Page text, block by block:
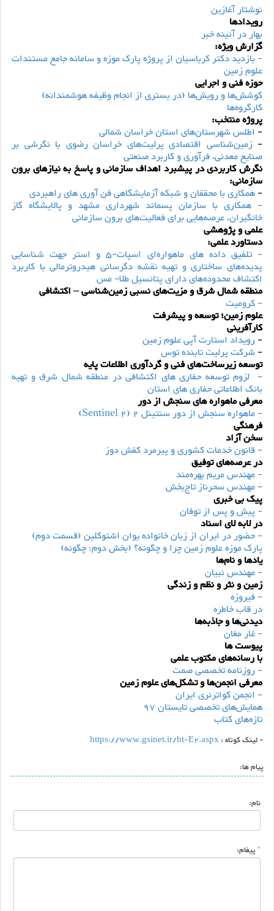
نوشتار آغازین
رویدادها
بهار در آئینه خبر
گزارش ویژه:
- بازدید دکتر کرباسیان از پروژه پارک موزه و سامانه جامع مستندات
علوم زمین
حوزه فنی و اجرایی
کوشش‌ها و رویش‌ها (در بستری از انجام وظیفه هوشمندانه)
کارگروه‌ها
پروژه منتخب:
- اطلس شهرستان‌های استان خراسان شمالی
-زمین‌شناسی اقتصادی پرلیت‌های خراسان رضوی با نگرشی بر
صنایع معدنی، فرآوری و کاربرد صنعتی
نگرش کاربردی در پیشبرد اهداف سازمانی و پاسخ به نیازهای برون
سازمانی:
-همکاری با محققان و شبکه آزمایشگاهی فن آوری های راهبردی
- همکاری با سازمان پسماند شهرداری مشهد و پالایشگاه گاز
خانگیران، عرصه‌هایی برای فعالیت‌های برون سازمانی
علمی و پژوهشی
دستاورد علمی:
- تلفیق داده های ماهواره‌ای اسپات-5 و استر جهت شناسایی
پدیده‌های ساختاری و تهیه نقشه دگرسانی هیدروترمالی با کاربرد
اکتشاف محدوده‌های دارای پتانسیل طلا- مس
منطقه شمال شرق و مزیت‌های نسبی زمین‌شناسی – اکتشافی
- کرومیت
علوم زمین؛ توسعه و پیشرفت
کارآفرینی
-رویداد استارت آپی علوم زمین
-شرکت پرلیت تابنده توس
توسعه زیرساخت‌های فنی و گردآوری اطلاعات پایه
- لزوم توسعه حفاری های اکتشافی در منطقه شمال شرق و تهیه
بانک اطلاعاتی حفاری های استان
معرفی ماهواره های سنجش از دور
- ماهواره سنجش از دور سنتینل 2 (2 Sentinel)
فرهنگی
سخن آزاد
- قانون خدمات کشوری و پیرمرد کفش دوز
در عرصه‌های توفیق
- مهندس مریم بهره‌مند
- مهندس سحرناز تاج‌بخش
پیک بی خبری
- پیش و پس از توفان
در لابه لای اسناد
- حضور در ایران از زبان خانواده یوان اشتوکلین (قسمت دوم)
پارک موزه علوم زمین چرا و چگونه؟ (بخش دوم: چگونه)
یادها و نام‌ها
- مهندس نبیان
زمین و نثر و نظم و زندگی
- فیروزه
در قاب خاطره
دیدنی‌ها و جاذبه‌ها
- غار مغان
پیوست ها
با رسانه‌های مکتوب علمی
- روزنامه تخصصی صمت
معرفی انجمن‌ها و تشکل‌های علوم زمین
- انجمن کواترنری ایران
همایش‌های تخصصی تایستان 97
تازه‌های کتاب
- لینک کوتاه : https://www.gsinet.ir/bt-E2.aspx
پیام ها:
نام:
*پیغام: